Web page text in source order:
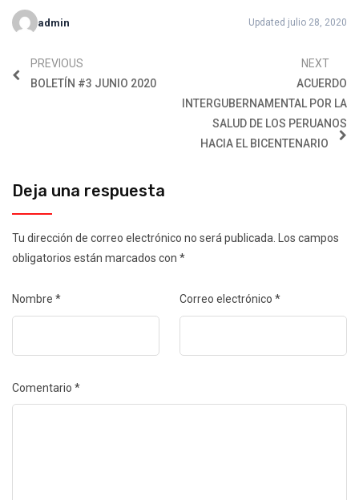
admin Updated julio 28, 2020
PREVIOUS
BOLETÍN #3 JUNIO 2020
NEXT
ACUERDO
INTERGUBERNAMENTAL POR LA
SALUD DE LOS PERUANOS
HACIA EL BICENTENARIO
Deja una respuesta
Tu dirección de correo electrónico no será publicada.
Los campos
obligatorios están marcados con *
Nombre * Correo electrónico *
Comentario *